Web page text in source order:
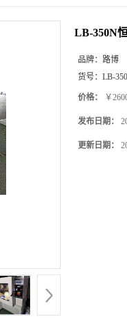
LB-350N
品牌： 路博
货号： LB-
价格： ￥
发布日期：
更新日期：